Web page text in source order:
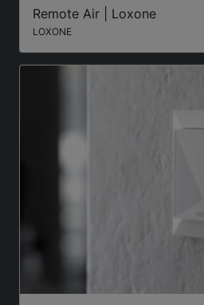
Remote Air | Loxone
LOXONE